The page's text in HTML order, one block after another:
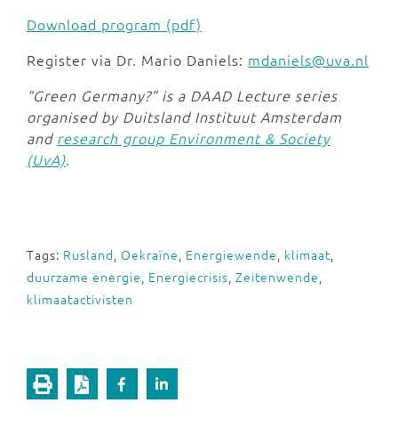
Download program (pdf)
Register via Dr. Mario Daniels: mdaniels@uva.nl
“Green Germany?” is a DAAD Lecture series
organised by Duitsland Instituut Amsterdam
and research group Environment & Society
(UvA).
Tags: Rusland, Oekraïne, Energiewende, klimaat,
duurzame energie, Energiecrisis, Zeitenwende,
klimaatactivisten